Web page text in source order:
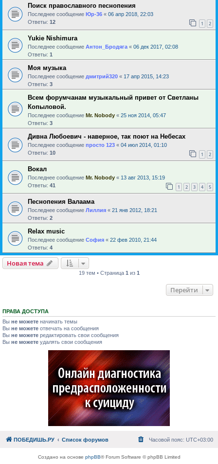
Поиск православного песнопения
Последнее сообщение Юр-36 « 06 апр 2018, 22:03
Ответы: 12 1 2
Yukie Nishimura
Последнее сообщение Антон_Бродяга « 06 дек 2017, 02:08
Ответы: 1
Моя музыка
Последнее сообщение дмитрий320 « 17 апр 2015, 14:23
Ответы: 3
Всем форумчанам музыкальный привет от Светланы
Копыловой.
Последнее сообщение Mr. Nobody « 25 ноя 2014, 05:47
Ответы: 3
Дивна Любоевич - наверное, так поют на Небесах
Последнее сообщение просто 123 « 04 июл 2014, 01:10
Ответы: 10 1 2
Вокал
Последнее сообщение Mr. Nobody « 13 авг 2013, 15:19
Ответы: 41 1 2 3 4 5
Песнопения Валаама
Последнее сообщение Лиллия « 21 янв 2012, 18:21
Ответы: 2
Relax music
Последнее сообщение София « 22 фев 2010, 21:44
Ответы: 4
Новая тема
19 тем • Страница 1 из 1
Перейти
ПРАВА ДОСТУПА
Вы не можете начинать темы
Вы не можете отвечать на сообщения
Вы не можете редактировать свои сообщения
Вы не можете удалять свои сообщения
ПОБЕДИШЬ.РУ Список форумов Часовой пояс: UTC+03:00
Создано на основе phpBB® Forum Software © phpBB Limited